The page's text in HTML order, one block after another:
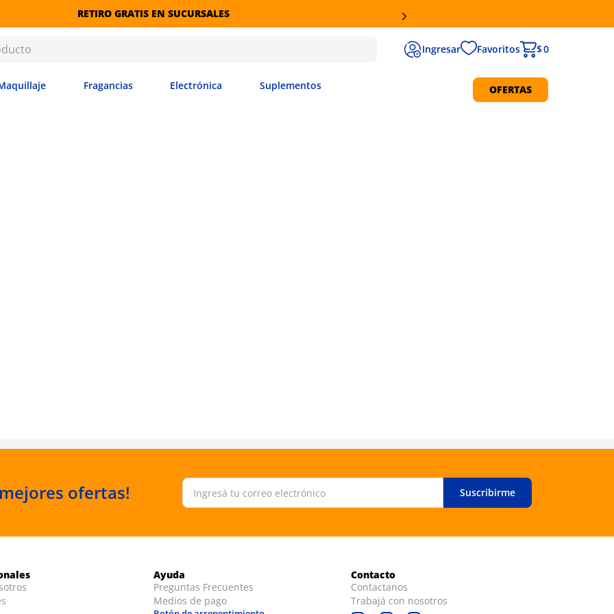
RETIRO GRATIS EN SUCURSALES
Favoritos $ 0
Fragancias Electrónica Suplementos OFERTAS
ofertas! Suscribirme
Ayuda
Preguntas Frecuentes
Medios de pago
Contacto
Contactanos
Trabajá con nosotros